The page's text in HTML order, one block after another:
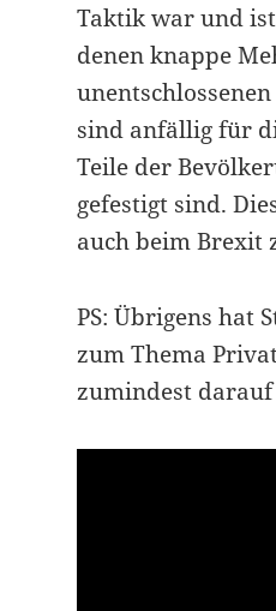
Taktik war und
denen knappe
sind anfällig für
Teile der
gefestigt sind.
auch beim Brexit
PS: Übrigens hat
zum Thema
zumindest darauf